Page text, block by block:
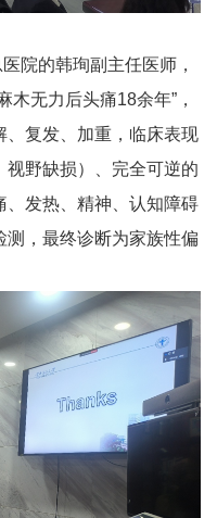
院的韩珣副主任医师，
木无力后头痛18余年”，
、复发、加重，临床表现
野缺损）、完全可逆的
、发热、精神、认知障碍
，最终诊断为家族性偏